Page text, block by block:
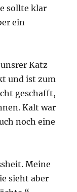
sollte klar
ein
Katz
und ist zum
geschafft,
Kalt war
noch eine
Meine
sieht aber